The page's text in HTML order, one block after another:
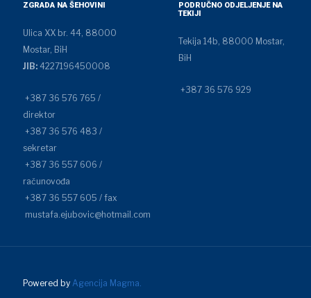
ZGRADA NA ŠEHOVINI
Ulica XX br. 44, 88000
Mostar, BiH
JIB:4227196450008
+387 36 576 765 /
direktor
+387 36 576 483 /
sekretar
+387 36 557 606 /
računovođa
+387 36 557 605 / fax
mustafa.ejubovic@hotmail.com
PODRUČNO ODJELJENJE NA
TEKIJI
Tekija 14b, 88000 Mostar,
BiH
+387 36 576 929
Powered by Agencija Magma.